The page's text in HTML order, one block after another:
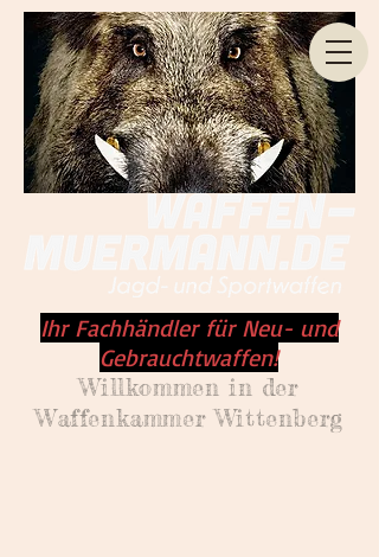
Ihr Fachhändler für Neu- und
Gebrauchtwaffen!
Willkommen in der
Waffenkammer Wittenberg